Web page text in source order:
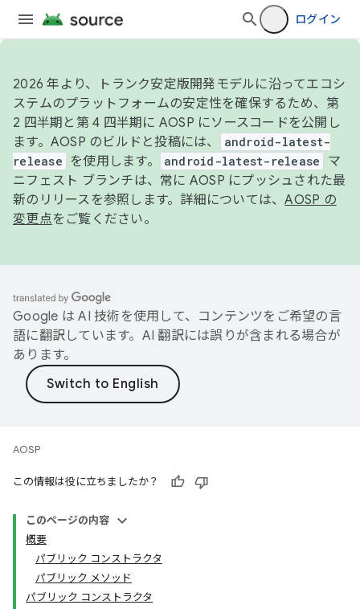
ログイン
2026 年より、トランク安定版開発モデルに沿ってエコシ
ステムのプラットフォームの安定性を確保するため、第
2 四半期と第 4 四半期に AOSP にソースコードを公開し
ます。AOSP のビルドと投稿には、
android-latest-
release
を使用します。 android-latest-release
マ
ニフェスト ブランチは、常に AOSP にプッシュされた最
新のリリースを参照します。詳細については、AOSP の
変更点をご覧ください。
Google は AI 技術を使用して、コンテンツをご希望の言
語に翻訳しています。AI 翻訳には誤りが含まれる場合が
あります。
AOSP
この情報は役に立ちましたか？
このページの内容
概要
パブリック コンストラクタ
パブリック メソッド
パブリック コンストラクタ